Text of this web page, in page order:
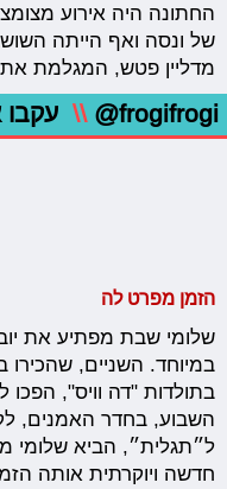
החתונה היה אירוע
של ונסה ואף הייתה
מדליין פטש, המגלמת
@frogifrogi
\\ עקבו
הזמן מפרט לה
שלומי שבת מפתיע את
במיוחד. השניים, שהכירו
בתולדות "דה וויס",
השבוע, בחדר האמנים,
ל״תגלית״, הביא שלומי
חדשה ויוקרתית אותה